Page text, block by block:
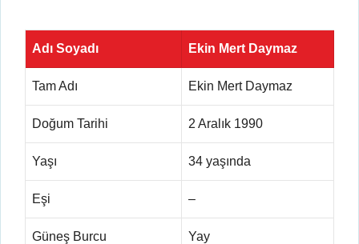
Adı Soyadı Ekin Mert Daymaz
Tam Adı Ekin Mert Daymaz
Doğum Tarihi 2 Aralık 1990
Yaşı 34 yaşında
Eşi –
Güneş Burcu Yay